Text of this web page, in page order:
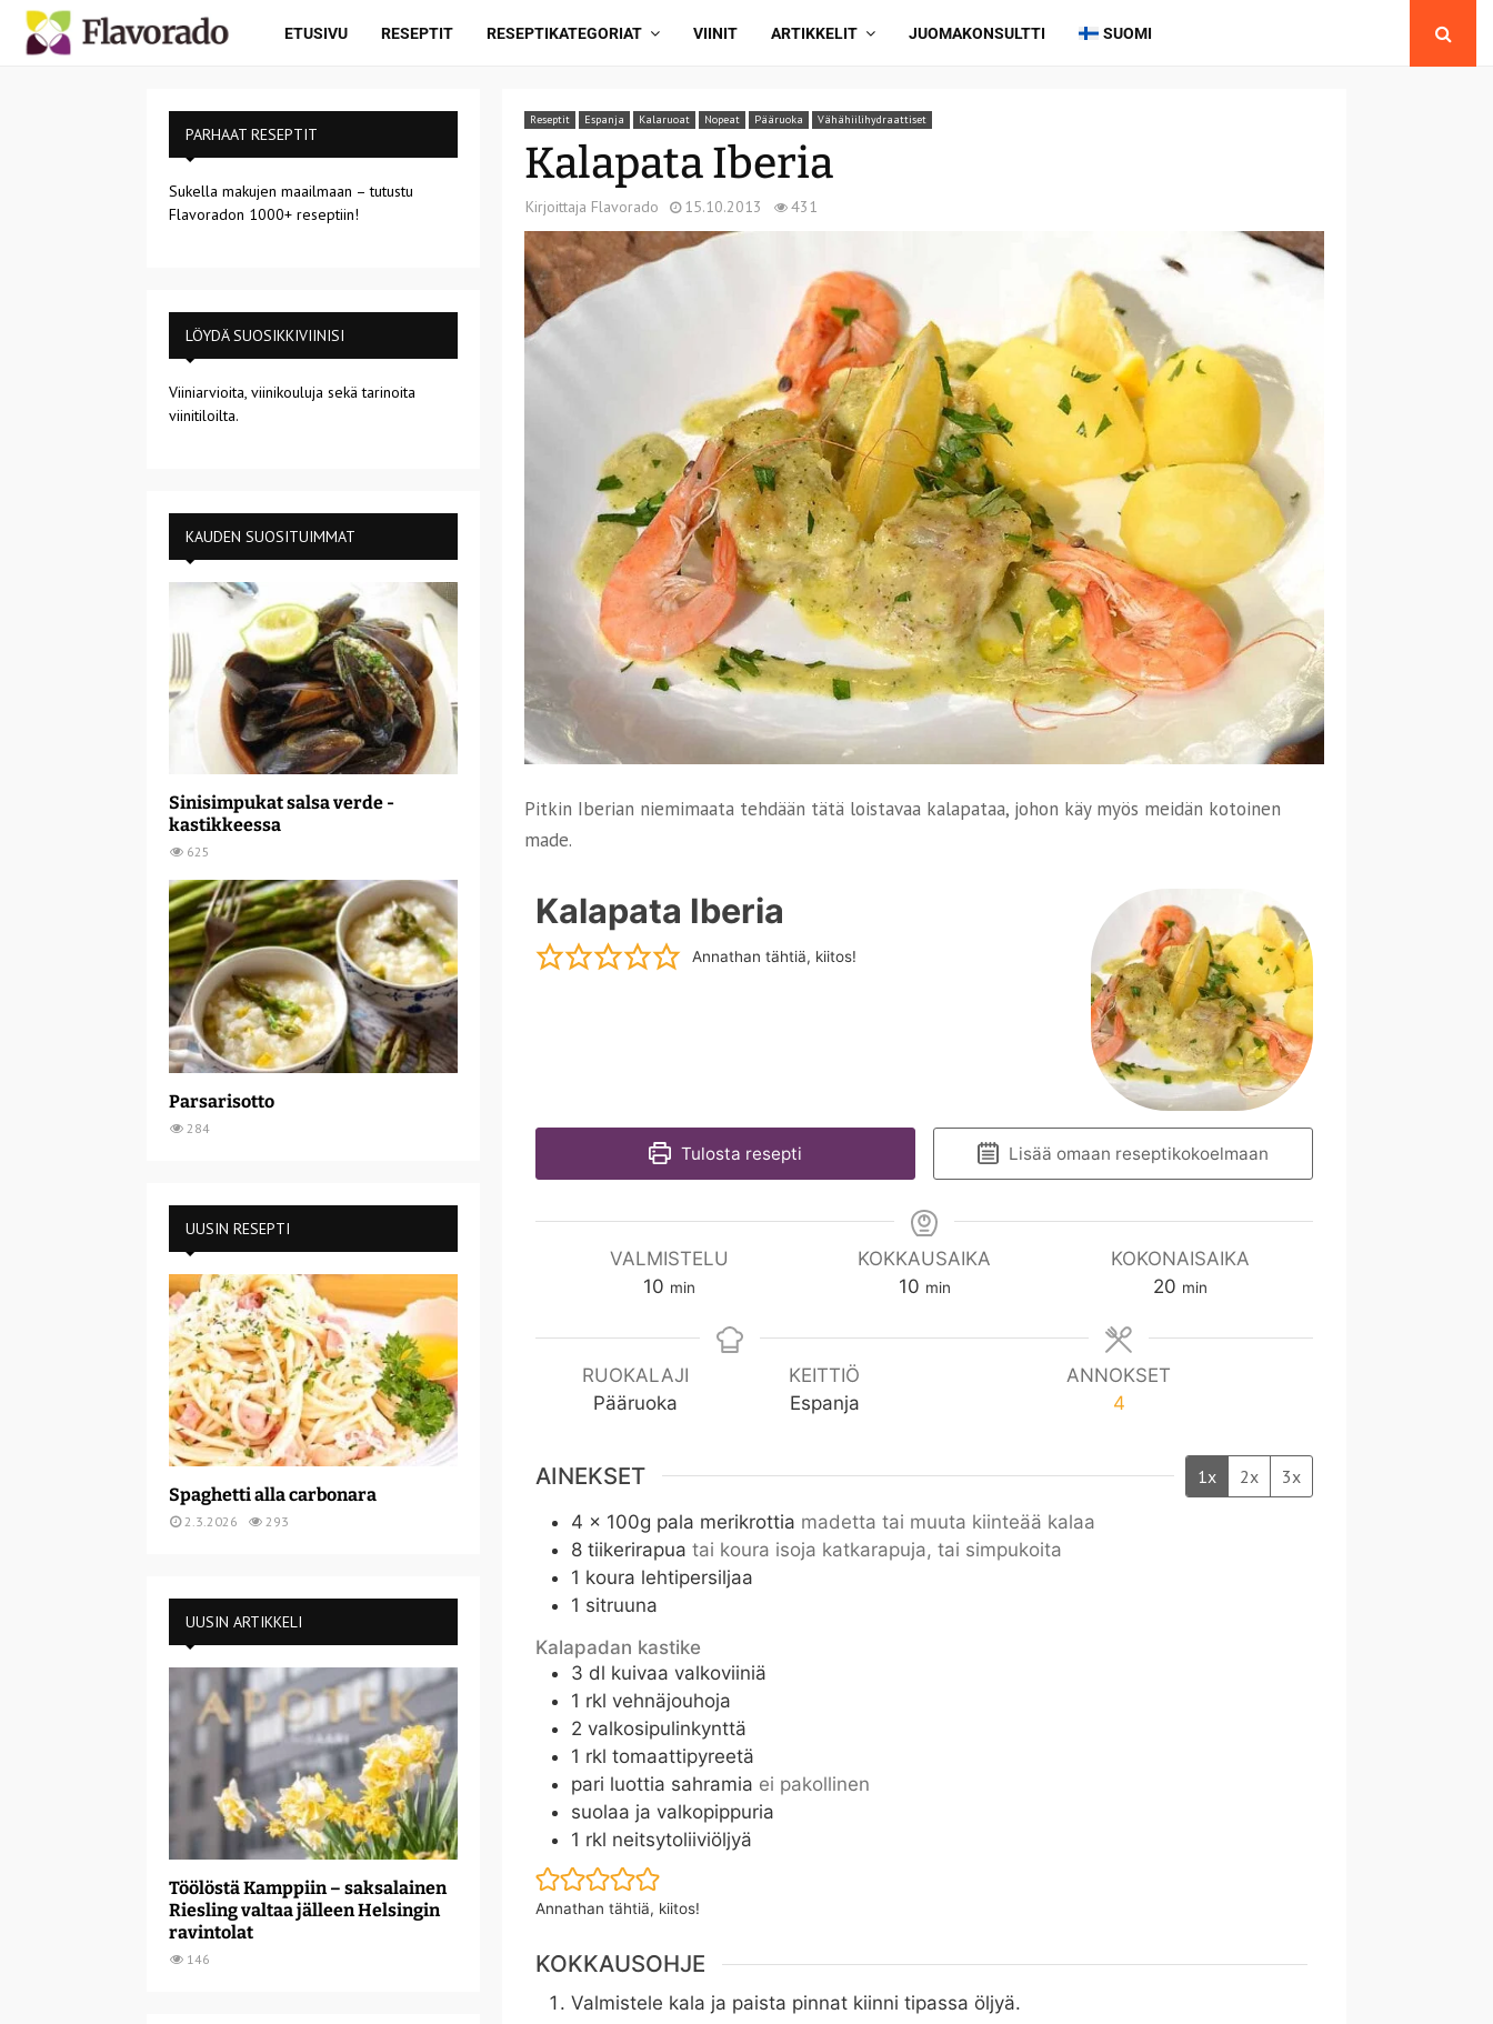
ETUSIVU RESEPTIT RESEPTIKATEGORIAT VIINIT ARTIKKELIT JUOMAKONSULTTI SUOMI
Reseptit Espanja Kalaruoat Nopeat Pääruoka Vähähiilihydraattiset
Kalapata Iberia
Kirjoittaja Flavorado 15.10.2013 431
Pitkin Iberian niemimaata tehdään tätä loistavaa kalapataa, johon käy myös meidän kotoinen
made.
Kalapata Iberia
Annathan tähtiä, kiitos!
Tulosta resepti Lisää omaan reseptikokoelmaan
VALMISTELU
10m
n
min
KOKKAUSAIKA
10m
n
min
KOKONAISAIKA
20m
n
min
RUOKALAJI
Pääruoka
KEITTIÖ
Espanja
ANNOKSET
4
AINEKSET 1x 2x 3x
4 x 100g pala merikrottia madetta tai muuta kiinteää kalaa
8 tiikerirapua tai koura isoja katkarapuja, tai simpukoita
1 koura lehtipersiljaa
1 sitruuna
Kalapadan kastike
3 dl kuivaa valkoviiniä
1 rkl vehnäjouhoja
2 valkosipulinkynttä
1 rkl tomaattipyreetä
pari luottia sahramia ei pakollinen
suolaa ja valkopippuria
1 rkl neitsytoliiviöljyä
Annathan tähtiä, kiitos!
KOKKAUSOHJE
Valmistele kala ja paista pinnat kiinni tipassa öljyä.
PARHAAT RESEPTIT
Sukella makujen maailmaan – tutustu
Flavoradon 1000+ reseptiin!
LÖYDÄ SUOSIKKIVIINISI
Viiniarvioita, viinikouluja sekä tarinoita
viinitiloilta.
KAUDEN SUOSITUIMMAT
Sinisimpukat salsa verde -
kastikkeessa
625
Parsarisotto
284
UUSIN RESEPTI
Spaghetti alla carbonara
2.3.2026 293
UUSIN ARTIKKELI
Töölöstä Kamppiin – saksalainen
Riesling valtaa jälleen Helsingin
ravintolat
146